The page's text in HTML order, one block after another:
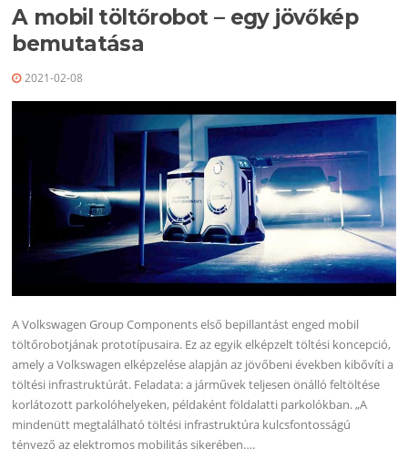
A mobil töltőrobot – egy jövőkép
bemutatása
2021-02-08
A Volkswagen Group Components első bepillantást enged mobil
töltőrobotjának prototípusaira. Ez az egyik elképzelt töltési koncepció,
amely a Volkswagen elképzelése alapján az jövőbeni években kibővíti a
töltési infrastruktúrát. Feladata: a járművek teljesen önálló feltöltése
korlátozott parkolóhelyeken, példaként földalatti parkolókban. „A
mindenütt megtalálható töltési infrastruktúra kulcsfontosságú
tényező az elektromos mobilitás sikerében….